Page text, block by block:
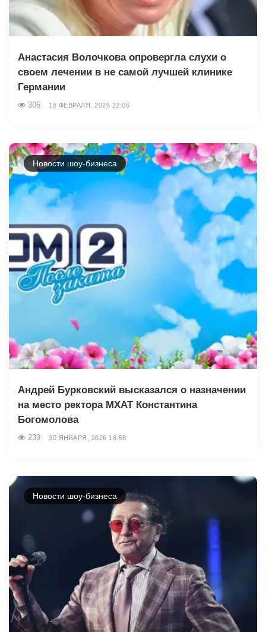
Анастасия Волочкова опровергла слухи о
своем лечении в не самой лучшей клинике
Германии
306 18 ФЕВРАЛЯ, 2026 22:06
Новости шоу-бизнеса
Андрей Бурковский высказался о назначении
на место ректора МХАТ Константина
Богомолова
239 30 ЯНВАРЯ, 2026 16:58
Новости шоу-бизнеса